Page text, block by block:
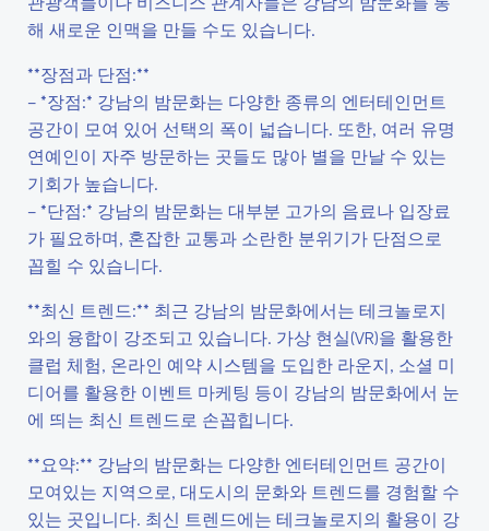
해 새로운 인맥을 만들 수도 있습니다.
**장점과 단점:**
– *장점:* 강남의 밤문화는 다양한 종류의 엔터테인먼트
공간이 모여 있어 선택의 폭이 넓습니다. 또한, 여러 유명
연예인이 자주 방문하는 곳들도 많아 별을 만날 수 있는
기회가 높습니다.
– *단점:* 강남의 밤문화는 대부분 고가의 음료나 입장료
가 필요하며, 혼잡한 교통과 소란한 분위기가 단점으로
꼽힐 수 있습니다.
**최신 트렌드:** 최근 강남의 밤문화에서는 테크놀로지
와의 융합이 강조되고 있습니다. 가상 현실(VR)을 활용한
클럽 체험, 온라인 예약 시스템을 도입한 라운지, 소셜 미
디어를 활용한 이벤트 마케팅 등이 강남의 밤문화에서 눈
에 띄는 최신 트렌드로 손꼽힙니다.
**요약:** 강남의 밤문화는 다양한 엔터테인먼트 공간이
모여있는 지역으로, 대도시의 문화와 트렌드를 경험할 수
있는 곳입니다. 최신 트렌드에는 테크놀로지의 활용이 강